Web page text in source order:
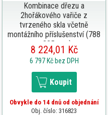
Kombinace dřezu a
2hořákového vařiče z
tvrzeného skla včetně
montážního příslušenství (788
× 335 mm)
8 224,01 Kč
6 797 Kč bez DPH
Koupit
Obvykle do 14 dnů od objednání
Obj. číslo: 316823